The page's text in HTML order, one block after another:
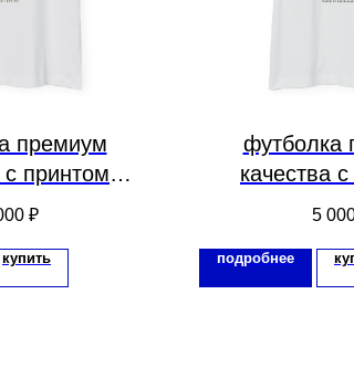
премиум
с принтом
₽
купить
футболка
качества
5
подробнее